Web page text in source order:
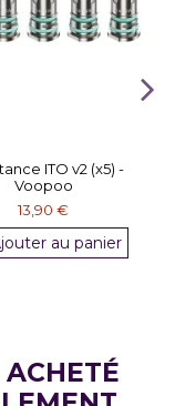
ITO v2 (x5) -
Voopoo
13,90 €
au panier